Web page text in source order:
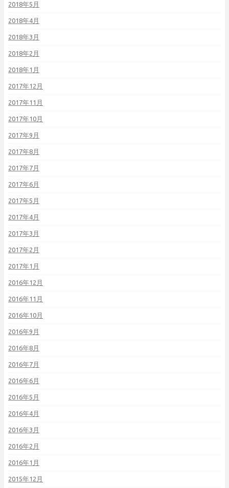
2018年5月
2018年4月
2018年3月
2018年2月
2018年1月
2017年12月
2017年11月
2017年10月
2017年9月
2017年8月
2017年7月
2017年6月
2017年5月
2017年4月
2017年3月
2017年2月
2017年1月
2016年12月
2016年11月
2016年10月
2016年9月
2016年8月
2016年7月
2016年6月
2016年5月
2016年4月
2016年3月
2016年2月
2016年1月
2015年12月